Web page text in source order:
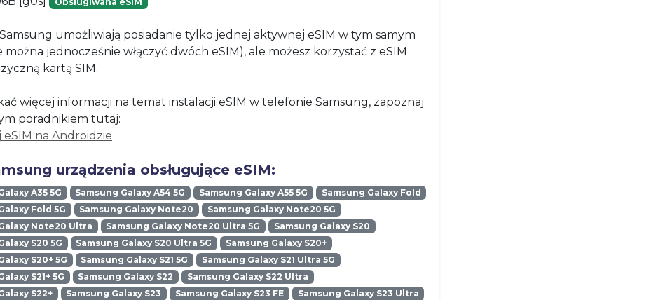
umożliwiają posiadanie tylko jednej aktywnej eSIM w tym samym
można jednocześnie włączyć dwóch eSIM), ale możesz korzystać z eSIM
kartą SIM.
więcej informacji na temat instalacji eSIM w telefonie Samsung, zapoznaj
poradnikiem tutaj:
eSIM na Androidzie
urządzenia obsługujące eSIM:
A35 5G Samsung Galaxy A54 5G Samsung Galaxy A55 5G
Samsung Galaxy Fold
Fold 5G
Samsung Galaxy Note20
Samsung Galaxy Note20 5G
Note20 Ultra
Samsung Galaxy Note20 Ultra 5G
Samsung Galaxy S20
S20 5G
Samsung Galaxy S20 Ultra 5G
Samsung Galaxy S20+
S20+ 5G
Samsung Galaxy S21 5G
Samsung Galaxy S21 Ultra 5G
S21+ 5G
Samsung Galaxy S22
Samsung Galaxy S22 Ultra
S22+
Samsung Galaxy S23 Samsung Galaxy S23 FE
Samsung Galaxy S23 Ultra